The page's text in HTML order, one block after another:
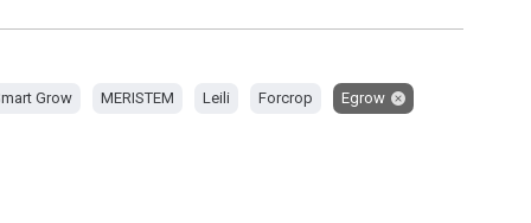
Grow MERISTEM Leili Forcrop Egrow